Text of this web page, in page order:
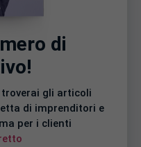
di
troverai gli articoli
di imprenditori e
per i clienti